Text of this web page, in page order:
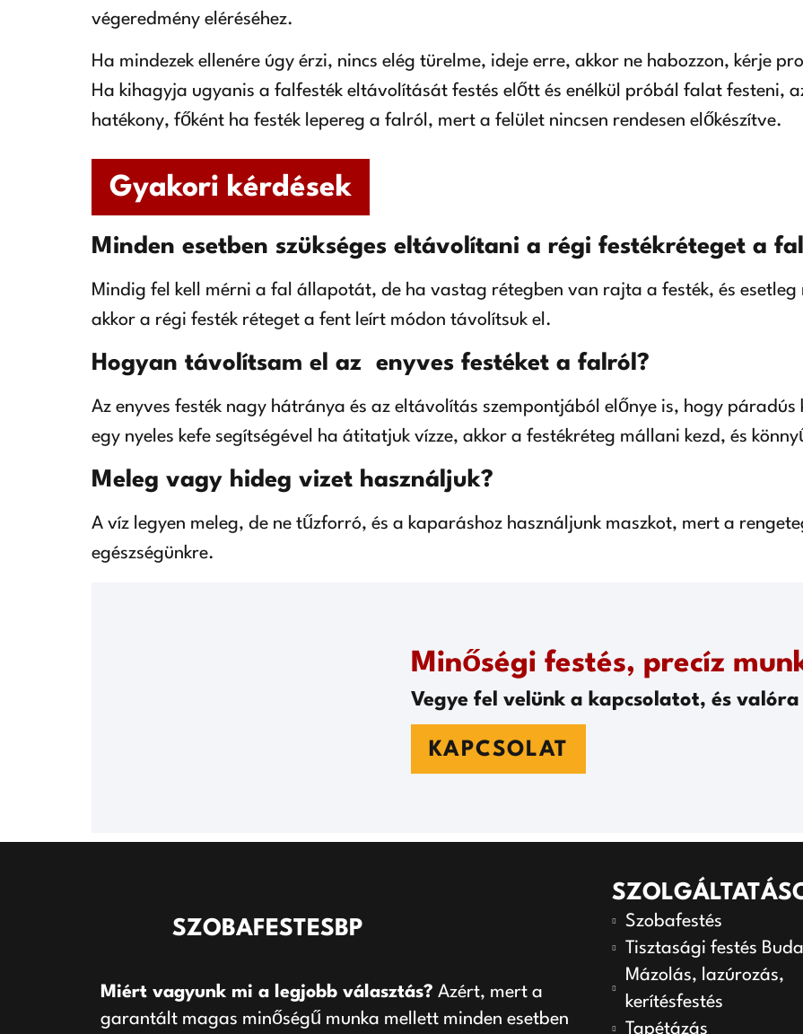
végeredmény eléréséhez.
Ha mindezek ellenére úgy érzi, nincs elég türelme, ideje erre, akkor ne habozzon, kérje
Ha kihagyja ugyanis a falfesték eltávolítását festés előtt és enélkül próbál falat festeni,
hatékony, főként ha festék lepereg a falról, mert a felület nincsen rendesen előkészítve.
Gyakori kérdések
Minden esetben szükséges eltávolítani a régi festékréteget a
Mindig fel kell mérni a fal állapotát, de ha vastag rétegben van rajta a festék, és
akkor a régi festék réteget a fent leírt módon távolítsuk el.
Hogyan távolítsam el az enyves festéket a falról?
Az enyves festék nagy hátránya és az eltávolítás szempontjából előnye is, hogy páradús
egy nyeles kefe segítségével ha átitatjuk vízze, akkor a festékréteg mállani kezd, és
Meleg vagy hideg vizet használjuk?
A víz legyen meleg, de ne tűzforró, és a kaparáshoz használjunk maszkot, mert a
egészségünkre.
Minőségi festés, precíz
Vegye fel velünk a kapcsolatot, és
KAPCSOLAT
SZOBAFESTESBP
Miért vagyunk mi a legjobb választás? Azért, mert a
garantált magas minőségű munka mellett minden esetben
Szobafestés
Tisztasági festés
Mázolás, lazúrozás,
kerítésfestés
Tapétázás